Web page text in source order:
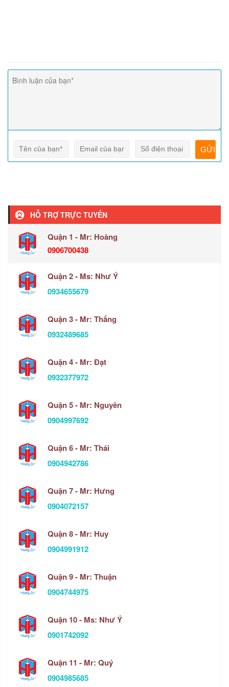
HỖ TRỢ TRỰC TUYẾN
Quận 1 - Mr: Hoàng
0906700438
Quận 2 - Ms: Như Ý
0934655679
Quận 3 - Mr: Thắng
0932489685
Quận 4 - Mr: Đạt
0932377972
Quận 5 - Mr: Nguyên
0904997692
Quận 6 - Mr: Thái
0904942786
Quận 7 - Mr: Hưng
0904072157
Quận 8 - Mr: Huy
0904991912
Quận 9 - Mr: Thuận
0904744975
Quận 10 - Ms: Như Ý
0901742092
Quận 11 - Mr: Quý
0904985685